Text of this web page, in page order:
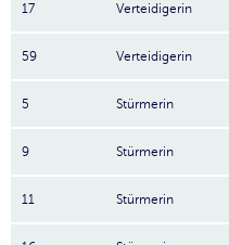
17 Verteidigerin
59 Verteidigerin
5 Stürmerin
9 Stürmerin
11 Stürmerin